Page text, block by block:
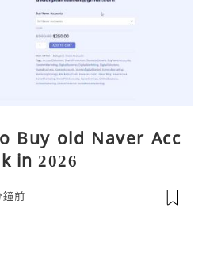
Buy old Naver Acc
in 2026
鐘前